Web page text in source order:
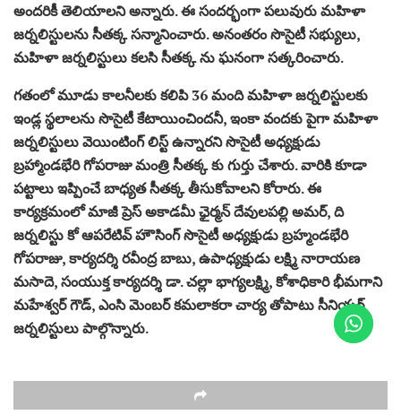
అందరికీ తెలియాలని అన్నారు. ఈ సందర్భంగా పలువురు మహిళా
జర్నలిస్టులను సీతక్క సన్మానించారు. అనంతరం సొసైటీ సభ్యులు,
మహిళా జర్నలిస్టులు కలసి సీతక్క ను ఘనంగా సత్కరించారు.
గతంలో మూడు కాలనీలకు కలిపి 36 మంది మహిళా జర్నలిస్టులకు
ఇండ్ల స్థలాలను సొసైటీ కేటాయించిందనీ, ఇంకా వందకు పైగా మహిళా
జర్నలిస్టులు వెయింటింగ్ లిస్ట్ ఉన్నారని సొసైటీ అధ్యక్షుడు
బ్రహ్మాండభేరి గోపరాజు మంత్రి సీతక్క కు గుర్తు చేశారు. వారికి కూడా
పట్టాలు ఇప్పించే బాధ్యత సీతక్క తీసుకోవాలని కోరారు. ఈ
కార్యక్రమంలో మాజీ ప్రెస్ అకాడమీ ఛైర్మన్ దేవులపల్లి అమర్, ది
జర్నలిస్టు కో ఆపరేటివ్ హౌసింగ్ సొసైటీ అధ్యక్షుడు బ్రహ్మండభేరి
గోపరాజు, కార్యదర్శి రవీంద్ర బాబు, ఉపాధ్యక్షుడు లక్ష్మి నారాయణ
మసాదె, సంయుక్త కార్యదర్శి డా. చల్లా భాగ్యలక్ష్మి, కోశాధికారి భీమగాని
మహేశ్వర్ గౌడ్, ఎంసి మెంబర్ కమలాకరా చార్య తోపాటు సీనియర్
జర్నలిస్టులు పాల్గొన్నారు.